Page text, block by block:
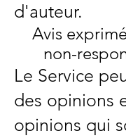
d'auteur.
Avis
non-
Le Service
des opinions
opinions qui